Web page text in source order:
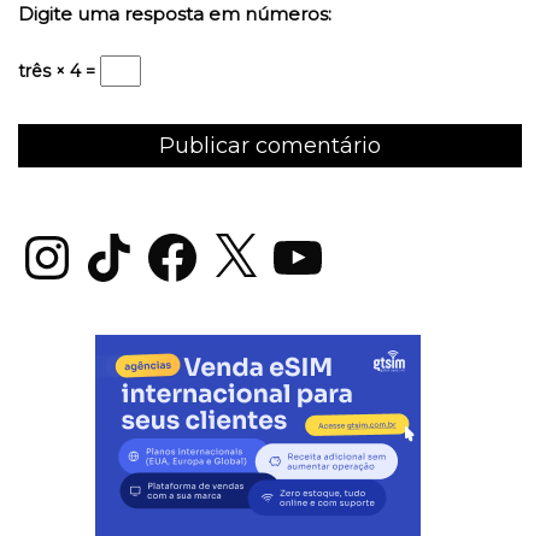
Digite uma resposta em números:
três × 4 =
InstagramTikTok Facebook
X YouTube